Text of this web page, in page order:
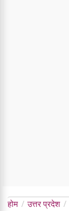
होम उत्तर प्रदेश